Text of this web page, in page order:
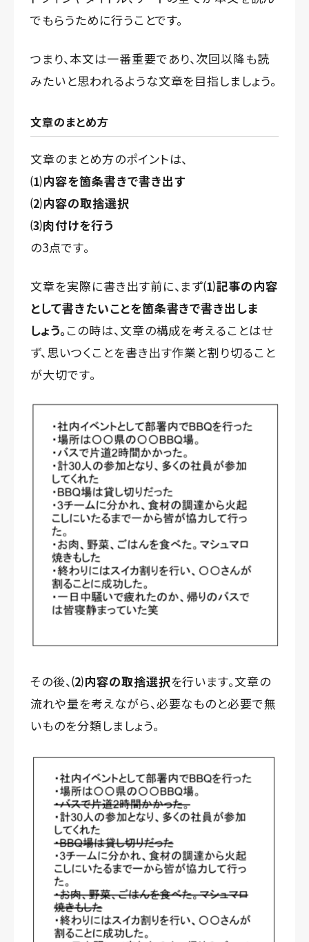
でもらうために行うことです。
つまり、本文は一番重要であり、次回以降も読
みたいと思われるような文章を目指しましょう。
文章のまとめ方
文章のまとめ方のポイントは、
⑴内容を箇条書きで書き出す
⑵内容の取捨選択
⑶肉付けを行う
の3点です。
文章を実際に書き出す前に、まず⑴記事の内容
として書きたいことを箇条書きで書き出しま
しょう。この時は、文章の構成を考えることはせ
ず、思いつくことを書き出す作業と割り切ること
が大切です。
その後、⑵内容の取捨選択を行います。文章の
流れや量を考えながら、必要なものと必要で無
いものを分類しましょう。